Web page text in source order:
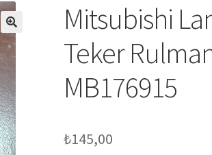
Mitsubishi
Teker
MB176915
₺145,00